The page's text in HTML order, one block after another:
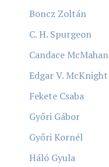
Boncz Zoltán
C. H. Spurgeon
Candace McMahan
Edgar V. McKnight
Fekete Csaba
Győri Gábor
Győri Kornél
Háló Gyula